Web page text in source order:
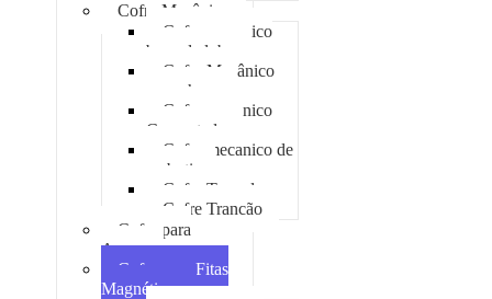
Cofre Mecânico
Cofre mecanico
boca de lobo
Cofre Mecânico
com chave
Cofre mecanico
Concretado
Cofre mecanico de
embutir
Cofre Tomada
Cofre Trancão
Cofre para
Armas
Cofre para Fitas
Magnéticas